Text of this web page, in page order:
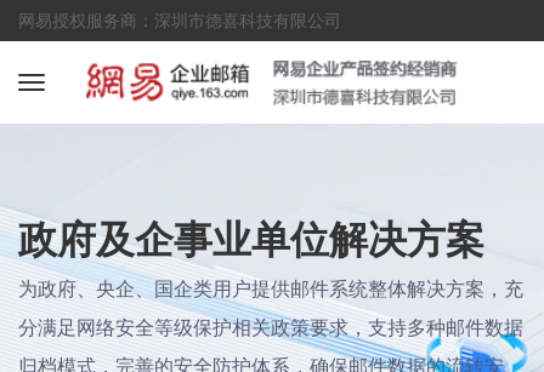
网易授权服务商：深圳市德喜科技有限公司
政府及企事业单位解决方案
为政府、央企、国企类用户提供邮件系统整体解决方案，充
分满足网络安全等级保护相关政策要求，支持多种邮件数据
归档模式，完善的安全防护体系，确保邮件数据的流转安